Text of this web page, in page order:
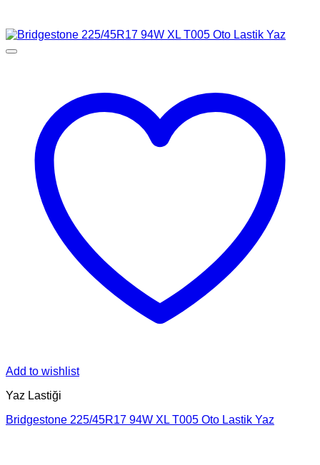
Add to wishlist
Yaz Lastiği
Bridgestone 225/45R17 94W XL T005 Oto Lastik Yaz